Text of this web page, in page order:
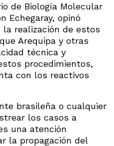
de Biología Molecular
Echegaray, opinó
realización de estos
Arequipa y otras
técnica y
procedimientos,
con los reactivos
brasileña o cualquier
los casos a
una atención
la propagación del